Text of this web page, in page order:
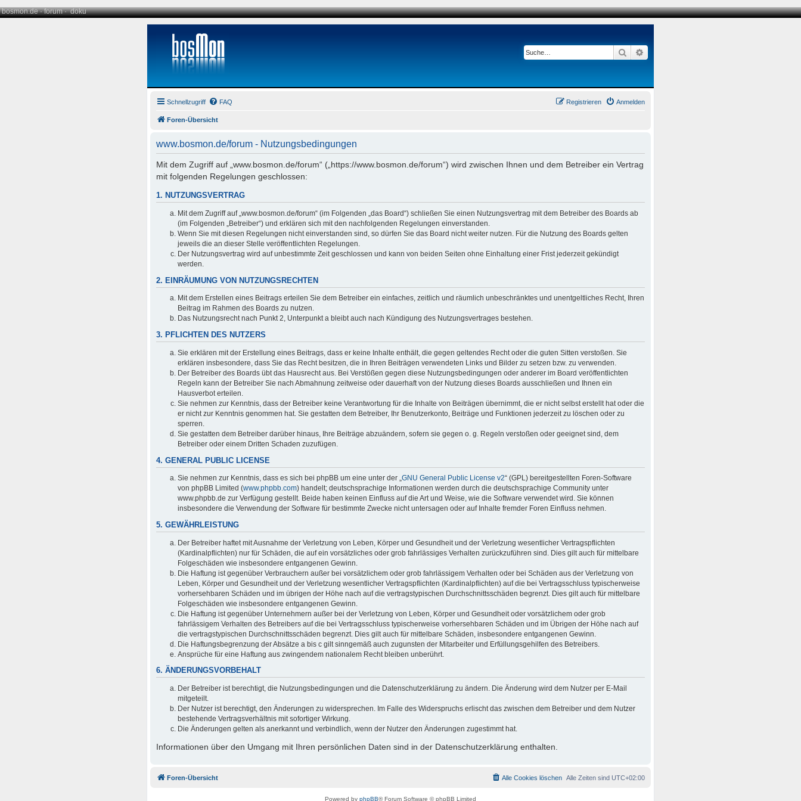
bosmon.de·forum·doku
Suche
Schnellzugriff FAQ Anmelden
Registrieren
Foren-Übersicht
www.bosmon.de/forum - Nutzungsbedingungen
Mit dem Zugriff auf „www.bosmon.de/forum“ („https://www.bosmon.de/forum“) wird zwischen Ihnen und dem Betreiber ein Vertrag
mit folgenden Regelungen geschlossen:
1. NUTZUNGSVERTRAG
Mit dem Zugriff auf „www.bosmon.de/forum“ (im Folgenden „das Board“) schließen Sie einen Nutzungsvertrag mit dem Betreiber des Boards ab
(im Folgenden „Betreiber“) und erklären sich mit den nachfolgenden Regelungen einverstanden.
Wenn Sie mit diesen Regelungen nicht einverstanden sind, so dürfen Sie das Board nicht weiter nutzen. Für die Nutzung des Boards gelten
jeweils die an dieser Stelle veröffentlichten Regelungen.
Der Nutzungsvertrag wird auf unbestimmte Zeit geschlossen und kann von beiden Seiten ohne Einhaltung einer Frist jederzeit gekündigt
werden.
2. EINRÄUMUNG VON NUTZUNGSRECHTEN
Mit dem Erstellen eines Beitrags erteilen Sie dem Betreiber ein einfaches, zeitlich und räumlich unbeschränktes und unentgeltliches Recht, Ihren
Beitrag im Rahmen des Boards zu nutzen.
Das Nutzungsrecht nach Punkt 2, Unterpunkt a bleibt auch nach Kündigung des Nutzungsvertrages bestehen.
3. PFLICHTEN DES NUTZERS
Sie erklären mit der Erstellung eines Beitrags, dass er keine Inhalte enthält, die gegen geltendes Recht oder die guten Sitten verstoßen. Sie
erklären insbesondere, dass Sie das Recht besitzen, die in Ihren Beiträgen verwendeten Links und Bilder zu setzen bzw. zu verwenden.
Der Betreiber des Boards übt das Hausrecht aus. Bei Verstößen gegen diese Nutzungsbedingungen oder anderer im Board veröffentlichten
Regeln kann der Betreiber Sie nach Abmahnung zeitweise oder dauerhaft von der Nutzung dieses Boards ausschließen und Ihnen ein
Hausverbot erteilen.
Sie nehmen zur Kenntnis, dass der Betreiber keine Verantwortung für die Inhalte von Beiträgen übernimmt, die er nicht selbst erstellt hat oder die
er nicht zur Kenntnis genommen hat. Sie gestatten dem Betreiber, Ihr Benutzerkonto, Beiträge und Funktionen jederzeit zu löschen oder zu
sperren.
Sie gestatten dem Betreiber darüber hinaus, Ihre Beiträge abzuändern, sofern sie gegen o. g. Regeln verstoßen oder geeignet sind, dem
Betreiber oder einem Dritten Schaden zuzufügen.
4. GENERAL PUBLIC LICENSE
Sie nehmen zur Kenntnis, dass es sich bei phpBB um eine unter der „GNU General Public License v2“ (GPL) bereitgestellten Foren-Software
von phpBB Limited (www.phpbb.com) handelt; deutschsprachige Informationen werden durch die deutschsprachige Community unter
www.phpbb.de zur Verfügung gestellt. Beide haben keinen Einfluss auf die Art und Weise, wie die Software verwendet wird. Sie können
insbesondere die Verwendung der Software für bestimmte Zwecke nicht untersagen oder auf Inhalte fremder Foren Einfluss nehmen.
5. GEWÄHRLEISTUNG
Der Betreiber haftet mit Ausnahme der Verletzung von Leben, Körper und Gesundheit und der Verletzung wesentlicher Vertragspflichten
(Kardinalpflichten) nur für Schäden, die auf ein vorsätzliches oder grob fahrlässiges Verhalten zurückzuführen sind. Dies gilt auch für mittelbare
Folgeschäden wie insbesondere entgangenen Gewinn.
Die Haftung ist gegenüber Verbrauchern außer bei vorsätzlichem oder grob fahrlässigem Verhalten oder bei Schäden aus der Verletzung von
Leben, Körper und Gesundheit und der Verletzung wesentlicher Vertragspflichten (Kardinalpflichten) auf die bei Vertragsschluss typischerweise
vorhersehbaren Schäden und im übrigen der Höhe nach auf die vertragstypischen Durchschnittsschäden begrenzt. Dies gilt auch für mittelbare
Folgeschäden wie insbesondere entgangenen Gewinn.
Die Haftung ist gegenüber Unternehmern außer bei der Verletzung von Leben, Körper und Gesundheit oder vorsätzlichem oder grob
fahrlässigem Verhalten des Betreibers auf die bei Vertragsschluss typischerweise vorhersehbaren Schäden und im Übrigen der Höhe nach auf
die vertragstypischen Durchschnittsschäden begrenzt. Dies gilt auch für mittelbare Schäden, insbesondere entgangenen Gewinn.
Die Haftungsbegrenzung der Absätze a bis c gilt sinngemäß auch zugunsten der Mitarbeiter und Erfüllungsgehilfen des Betreibers.
Ansprüche für eine Haftung aus zwingendem nationalem Recht bleiben unberührt.
6. ÄNDERUNGSVORBEHALT
Der Betreiber ist berechtigt, die Nutzungsbedingungen und die Datenschutzerklärung zu ändern. Die Änderung wird dem Nutzer per E-Mail
mitgeteilt.
Der Nutzer ist berechtigt, den Änderungen zu widersprechen. Im Falle des Widerspruchs erlischt das zwischen dem Betreiber und dem Nutzer
bestehende Vertragsverhältnis mit sofortiger Wirkung.
Die Änderungen gelten als anerkannt und verbindlich, wenn der Nutzer den Änderungen zugestimmt hat.
Informationen über den Umgang mit Ihren persönlichen Daten sind in der Datenschutzerklärung enthalten.
Foren-Übersicht Alle Zeiten sind UTC+02:00
Alle Cookies löschen
Powered by phpBB® Forum Software © phpBB Limited